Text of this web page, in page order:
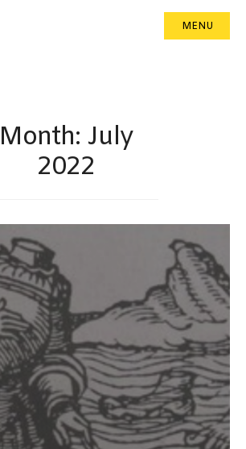
MENU
Month: July
2022